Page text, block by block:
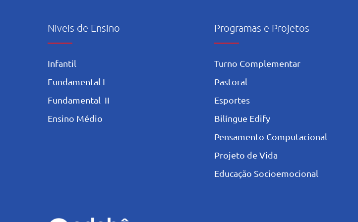
Niveis de Ensino
Infantil
Fundamental I
Fundamental II
Ensino Médio
Programas e Projetos
Turno Complementar
Pastoral
Esportes
Bilíngue Edify
Pensamento Computacional
Projeto de Vida
Educação Socioemocional